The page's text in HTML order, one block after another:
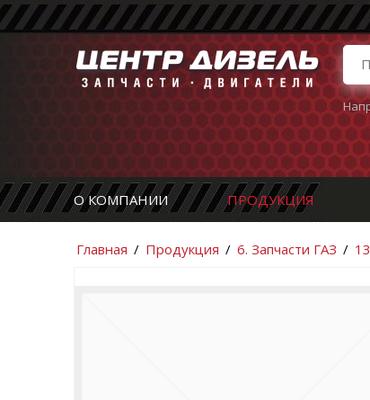
О КОМПАНИИ ПРОДУКЦИЯ
Главная / Продукция / 6. Запчасти ГАЗ /